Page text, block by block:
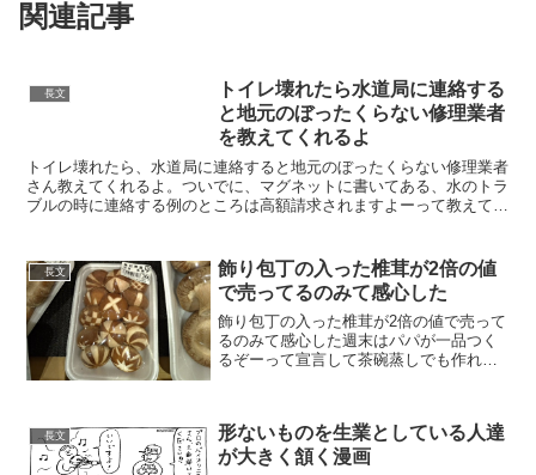
関連記事
長文
トイレ壊れたら水道局に連絡する
と地元のぼったくらない修理業者
を教えてくれるよ
トイレ壊れたら、水道局に連絡すると地元のぼったくらない修理業者
さん教えてくれるよ。ついでに、マグネットに書いてある、水のトラ
ブルの時に連絡する例のところは高額請求されますよーって教えてく
長文
飾り包丁の入った椎茸が2倍の値
で売ってるのみて感心した
飾り包丁の入った椎茸が2倍の値で売って
るのみて感心した週末はパパが一品つく
るぞーって宣言して茶碗蒸しでも作れば
(@suk...
長文
形ないものを生業としている人達
が大きく頷く漫画